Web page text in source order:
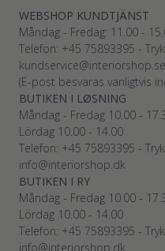
WEBSHOP KUNDTJÄNST
Måndag - Fredag: 11.00 -
Telefon: +45 75893395 -
kundservice@interiorshop.se
(E-post besvaras vanligtvis
BUTIKEN I LØSNING
Måndag - Fredag 10.00 -
Lördag 10.00 - 14.00
Telefon: +45 75893395 -
info@interiorshop.dk
BUTIKEN I RY
Måndag - Fredag 10.00 -
Lördag 10.00 - 14.00
Telefon: +45 75893395 -
info@interiorshop.dk